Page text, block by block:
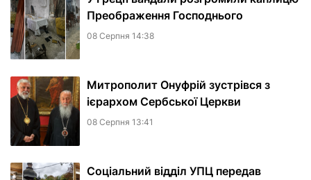
Преображення Господнього
08 Серпня 14:38
Митрополит Онуфрій зустрівся з
ієрархом Сербської Церкви
08 Серпня 13:41
Соціальний відділ УПЦ передав